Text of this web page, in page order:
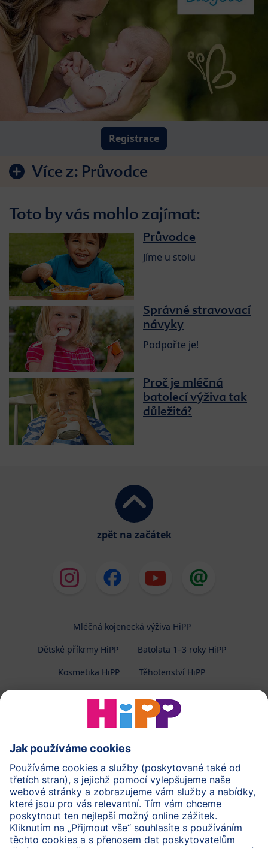
Registrace
Více z: Průvodce
Toto by vás mohlo zajímat:
Průvodce
Jíme u stolu
Správné stravovací
návyky
Podpořte je!
Proč je mléčná
batolecí výživa tak
důležitá?
zpět na začátek
Mléčná kojenecká výživa HiPP
Dětské příkrmy HiPP
Batolata 1–3 roky HiPP
Kosmetika HiPP
Těhotenství HiPP
Ochrana osobních údajů
Zpracování osobních údajů (BabyClub)
Zpracování osobních údajů (Fotosoutěž)
Cookies a pravidla užívání webové stránky
Pravidla soutěže (Fotosoutěž)
Všeobecné podmínky
Práva Imprint